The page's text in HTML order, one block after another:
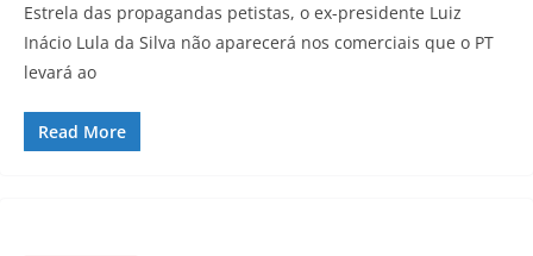
Estrela das propagandas petistas, o ex-presidente Luiz
Inácio Lula da Silva não aparecerá nos comerciais que o PT
levará ao
Read More